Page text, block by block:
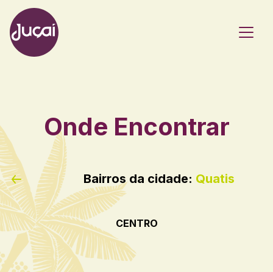
Main Navigation
Onde Encontrar
Bairros da cidade: Quatis
CENTRO